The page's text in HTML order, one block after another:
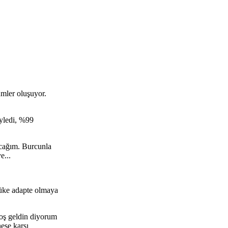
oluşuyor.
%99
Burcunla
adapte olmaya
geldin diyorum
karşı